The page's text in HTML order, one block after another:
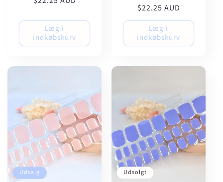
Læg i
indkøbskurv
$22.25 AUD
Læg i
indkøbskurv
Udsalg Udsolgt